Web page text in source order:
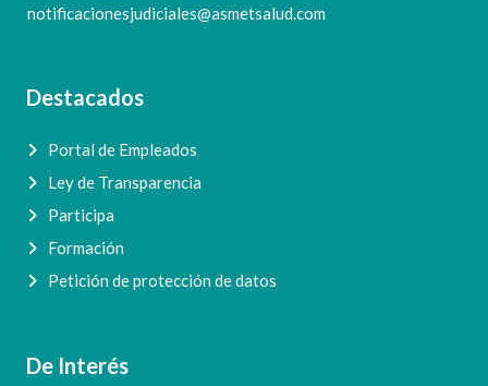
notificacionesjudiciales@asmetsalud.com
Destacados
Portal de Empleados
Ley de Transparencia
Participa
Formación
Petición de protección de datos
De Interés